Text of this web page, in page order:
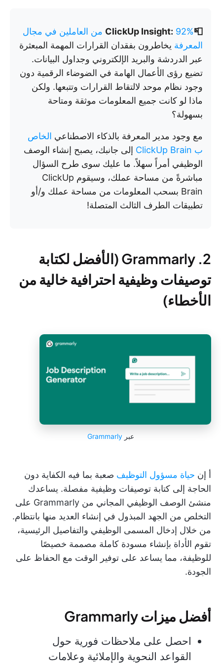
📮ClickUp Insight:
92% من العاملين في مجال
المعرفة يخاطرون بفقدان القرارات المهمة المبعثرة
عبر الدردشة والبريد الإلكتروني وجداول البيانات.
تضيع رؤى الأعمال الهامة في الضوضاء الرقمية دون
وجود نظام موحد لالتقاط القرارات وتتبعها. ولكن
ماذا لو كانت جميع المعلومات موثقة ومتاحة
بسهولة؟
مع وجود مدير المعرفة بالذكاء الاصطناعي الخاص
ب ClickUp Brain
إلى جانبك، يصبح إنشاء الوصف
الوظيفي أمراً سهلاً. ما عليك سوى طرح السؤال
مباشرةً من مساحة عملك، وسيقوم ClickUp
Brain بسحب المعلومات من مساحة عملك و/أو
تطبيقات الطرف الثالث المتصلة!
2. Grammarly (الأفضل لكتابة
توصيفات وظيفية احترافية خالية من
الأخطاء)
عبرGrammarly
أ إن حياة مسؤول التوظيف صعبة بما فيه الكفاية دون
الحاجة إلى كتابة توصيفات وظيفية مفصلة. يساعدك
منشئ الوصف الوظيفي المجاني من Grammarly على
التخلص من الجهد المبذول في إنشاء العديد منها بانتظام.
من خلال إدخال المسمى الوظيفي والتفاصيل الرئيسية،
تقوم الأداة بإنشاء مسودة كاملة مصممة خصيصًا
للوظيفة، مما يساعد على توفير الوقت مع الحفاظ على
الجودة.
أفضل ميزات Grammarly
احصل على ملاحظات فورية حول
القواعد النحوية والإملائية وعلامات